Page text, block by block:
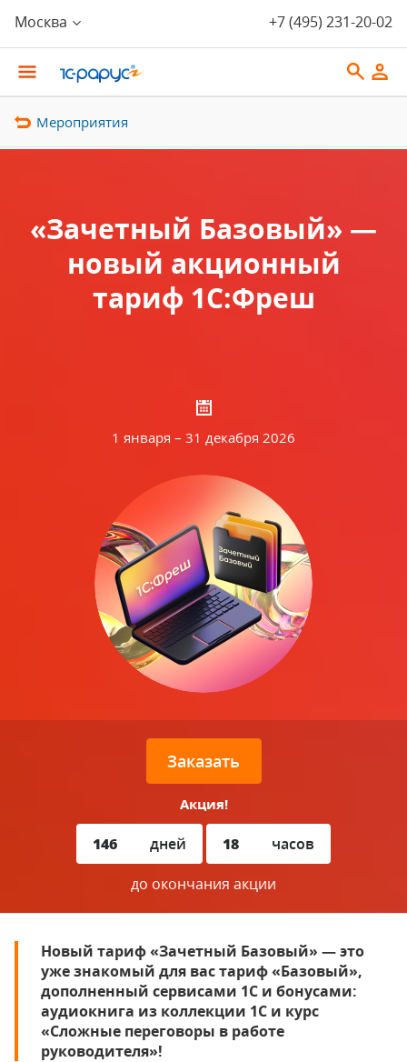
Москва +7 (495) 231-20-02
Мероприятия
«Зачетный Базовый» —
новый акционный
тариф 1С:Фреш
1 января – 31 декабря 2026
Заказать
Акция!
146 дней 18
часов
до окончания акции
Новый тариф «Зачетный Базовый» — это
уже знакомый для вас тариф «Базовый»,
дополненный сервисами 1С и бонусами:
аудиокнига из коллекции 1С и курс
«Сложные переговоры в работе
руководителя»!